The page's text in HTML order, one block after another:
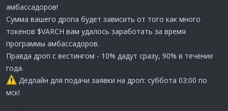
амбассадоров!
Сумма вашего дропа будет зависить от того как много
токенов $VARCH вам удалось заработать за время
программы амбассадоров.
Правда дроп с вестингом - 10% дадут сразу, 90% в течение
года.
Дедлайн для подачи заявки на дроп: суббота 03:00 по
мск!